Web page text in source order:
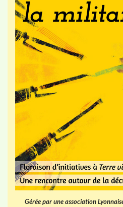
Gérée par une association